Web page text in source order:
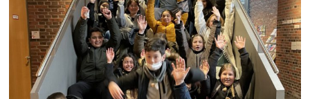
IM
RUHR-
MUSEUM